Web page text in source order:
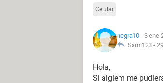
Celular
negra10 - 3 ene
Sami123 -
Hola,
Si algiem me